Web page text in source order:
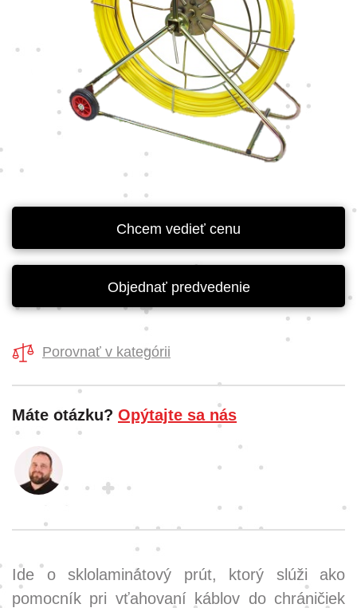
Chcem vedieť cenu
Objednať predvedenie
Porovnať v kategórii
Máte otázku? Opýtajte sa nás
Ide o sklolaminátový prút, ktorý slúži ako
pomocník pri vťahovaní káblov do chráničiek